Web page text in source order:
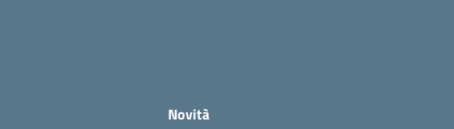
Novità